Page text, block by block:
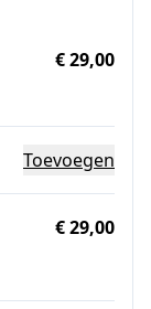
€ 29,00
Toevoegen
€ 29,00